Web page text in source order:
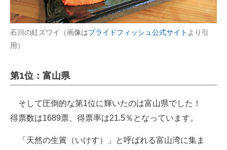
石川の紅ズワイ（画像はプライドフィッシュ公式サイト より引
用）
第1位：富山県
そして圧倒的な第1位に輝いたのは富山県でした！
得票数は1689票、得票率は21.5％となっています。
「天然の生簀（いけす）」と呼ばれる富山湾に集ま